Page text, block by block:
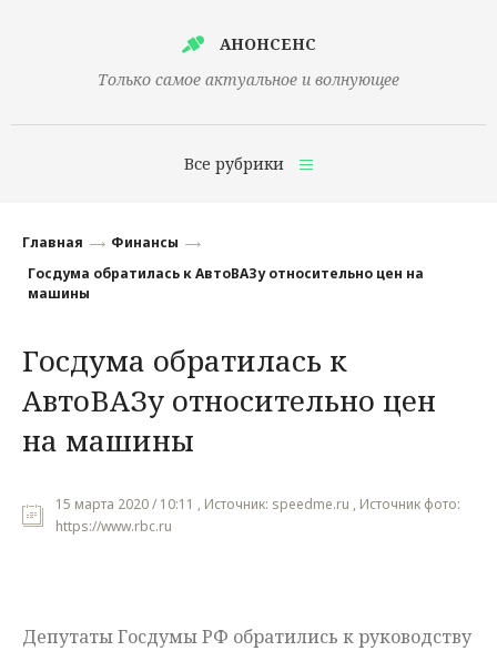
АНОНСЕНС
Только самое актуальное и волнующее
Все рубрики
Финансы
Наука
Культура
Общество
Мнения
Главная
Финансы
Госдума обратилась к АвтоВАЗу относительно цен на
машины
Госдума обратилась к
АвтоВАЗу относительно цен
на машины
15 марта 2020 / 10:11 , Источник: speedme.ru , Источник фото:
https://www.rbc.ru
Депутаты Госдумы РФ обратились к руководству